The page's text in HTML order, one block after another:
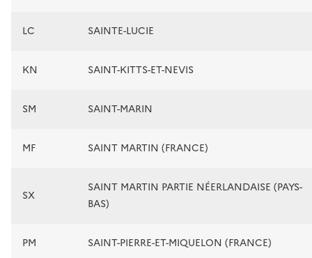
LC SAINTE-LUCIE
KN SAINT-KITTS-ET-NEVIS
SM SAINT-MARIN
MF SAINT MARTIN (FRANCE)
SX
SAINT MARTIN PARTIE NÉERLANDAISE (PAYS-
BAS)
PM SAINT-PIERRE-ET-MIQUELON (FRANCE)